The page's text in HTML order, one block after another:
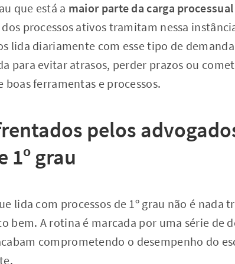
que está a maior parte da carga
processos ativos tramitam nessa
lida diariamente com esse tipo de
para evitar atrasos, perder prazos ou
boas ferramentas e processos.
pelos
1º grau
lida com processos de 1º grau não é nada
bem. A rotina é marcada por uma série de
comprometendo o desempenho do